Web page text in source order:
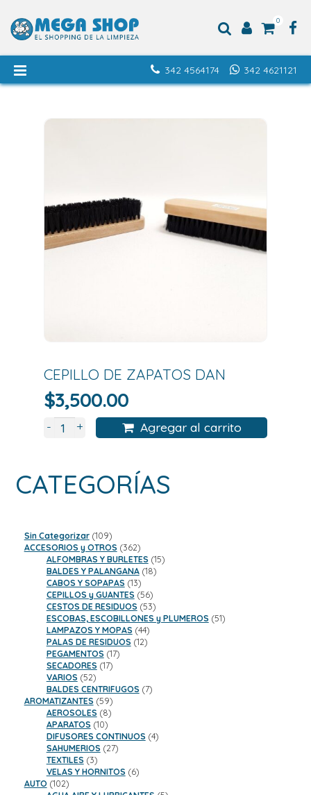
0
342 4621121
342 4564174
CEPILLO DE ZAPATOS DAN
$3,500.00
- + Agregar al carrito
CATEGORÍAS
Sin Categorizar 109109
productos
ACCESORIOS y OTROS 362362
productos
ALFOMBRAS Y BURLETES 1515
BALDES Y PALANGANA 1818
CABOS Y SOPAPAS 1313
productos
CEPILLOS y GUANTES 5656
productos
CESTOS DE RESIDUOS 5353
productos
ESCOBAS, ESCOBILLONES y PLUMEROS 5151
LAMPAZOS Y MOPAS 4444
productos
PALAS DE RESIDUOS 1212
PEGAMENTOS 1717
SECADORES 1717
VARIOS 5252
productos
BALDES CENTRIFUGOS 77
AROMATIZANTES 5959
productos
AEROSOLES 88
productos
APARATOS 1010
productos
DIFUSORES CONTINUOS 44
SAHUMERIOS 2727
TEXTILES 33
productos
VELAS Y HORNITOS 66
AUTO 102102